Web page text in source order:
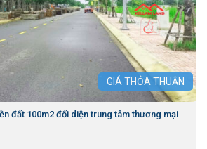
GIÁTHỎA THUẬN
đất 100m2 đối diện trung tâm thương mại